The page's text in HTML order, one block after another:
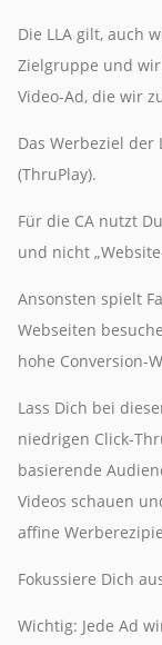
Die LLA gilt, auch
Zielgruppe und
Video-Ad, die wir
Das Werbeziel der
(ThruPlay).
Für die CA nutzt
und nicht
Ansonsten spielt
Webseiten
hohe Conversion-
Lass Dich bei
niedrigen Click-
basierende
Videos schauen
affine
Fokussiere Dich
Wichtig: Jede Ad